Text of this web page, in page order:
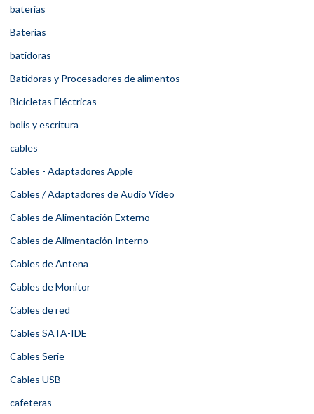
baterias
Baterías
batidoras
Batidoras y Procesadores de alimentos
Bicicletas Eléctricas
bolis y escritura
cables
Cables - Adaptadores Apple
Cables / Adaptadores de Audio Vídeo
Cables de Alimentación Externo
Cables de Alimentación Interno
Cables de Antena
Cables de Monitor
Cables de red
Cables SATA-IDE
Cables Serie
Cables USB
cafeteras